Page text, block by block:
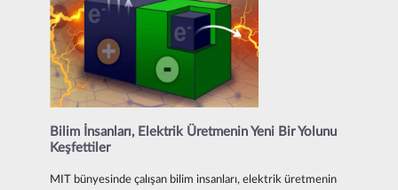
Bilim İnsanları, Elektrik Üretmenin Yeni Bir Yolunu
Keşfettiler
MIT bünyesinde çalışan bilim insanları, elektrik üretmenin